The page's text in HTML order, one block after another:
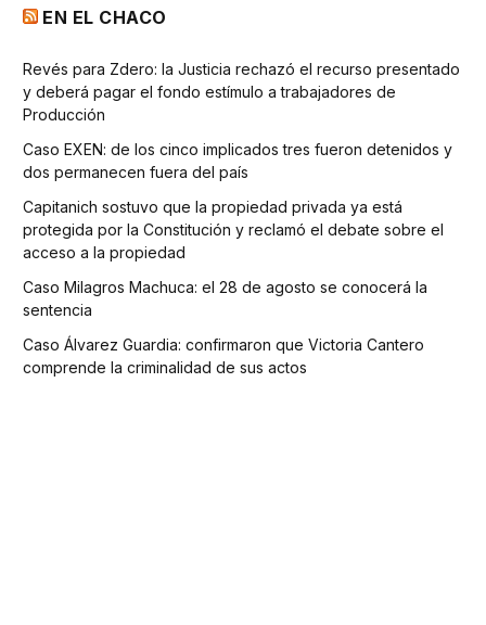
EN EL CHACO
Revés para Zdero: la Justicia rechazó el recurso presentado
y deberá pagar el fondo estímulo a trabajadores de
Producción
Caso EXEN: de los cinco implicados tres fueron detenidos y
dos permanecen fuera del país
Capitanich sostuvo que la propiedad privada ya está
protegida por la Constitución y reclamó el debate sobre el
acceso a la propiedad
Caso Milagros Machuca: el 28 de agosto se conocerá la
sentencia
Caso Álvarez Guardia: confirmaron que Victoria Cantero
comprende la criminalidad de sus actos